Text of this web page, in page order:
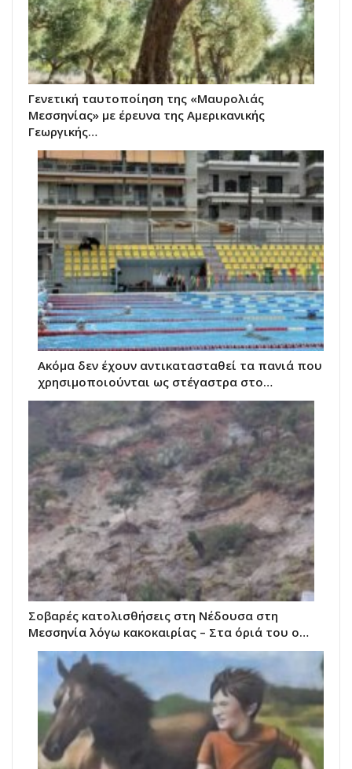
Γενετική ταυτοποίηση της «Μαυρολιάς
Μεσσηνίας» με έρευνα της Αμερικανικής
Γεωργικής…
Ακόμα δεν έχουν αντικατασταθεί τα πανιά που
χρησιμοποιούνται ως στέγαστρα στο…
Σοβαρές κατολισθήσεις στη Νέδουσα στη
Μεσσηνία λόγω κακοκαιρίας – Στα όριά του ο…